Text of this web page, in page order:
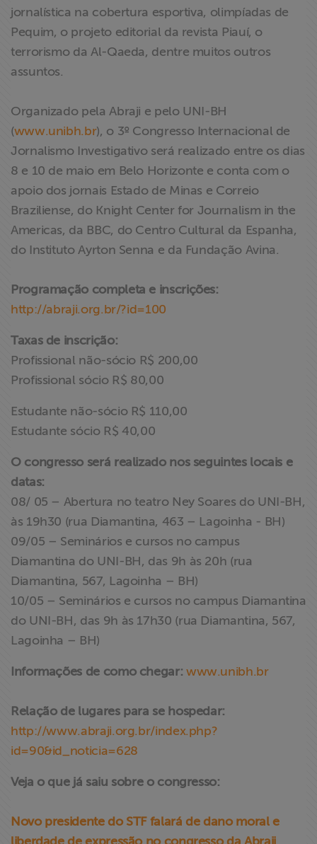
Assine a nossa
newsletter
Fale Conosco
jornalística na cobertura esportiva, olimpíadas de
Pequim, o projeto editorial da revista Piauí, o
terrorismo da Al-Qaeda, dentre muitos outros
assuntos.
Organizado pela Abraji e pelo UNI-BH
(www.unibh.br), o 3º Congresso Internacional de
Jornalismo Investigativo será realizado entre os dias
8 e 10 de maio em Belo Horizonte e conta com o
apoio dos jornais Estado de Minas e Correio
Braziliense, do Knight Center for Journalism in the
Americas, da BBC, do Centro Cultural da Espanha,
do Instituto Ayrton Senna e da Fundação Avina.
Programação completa e inscrições:
http://abraji.org.br/?id=100
Taxas de inscrição:
Profissional não-sócio R$ 200,00
Profissional sócio R$ 80,00
Estudante não-sócio R$ 110,00
Estudante sócio R$ 40,00
O congresso será realizado nos seguintes locais e
datas:
08/ 05 – Abertura no teatro Ney Soares do UNI-BH,
às 19h30 (rua Diamantina, 463 – Lagoinha - BH)
09/05 – Seminários e cursos no campus
Diamantina do UNI-BH, das 9h às 20h (rua
Diamantina, 567, Lagoinha – BH)
10/05 – Seminários e cursos no campus Diamantina
do UNI-BH, das 9h às 17h30 (rua Diamantina, 567,
Lagoinha – BH)
Informações de como chegar: www.unibh.br
Relação de lugares para se hospedar:
http://www.abraji.org.br/index.php?
id=90&id_noticia=628
Veja o que já saiu sobre o congresso:
Novo presidente do STF falará de dano moral e
liberdade de expressão no congresso da Abraji